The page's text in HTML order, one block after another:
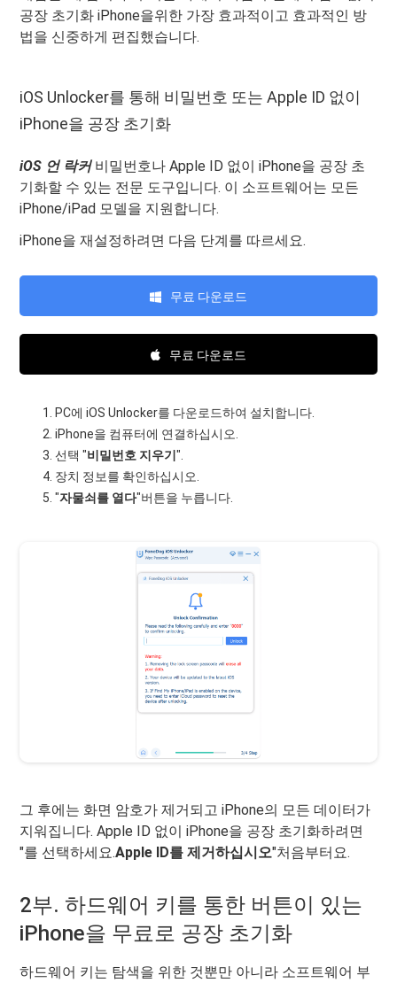
공장 초기화 iPhone을위한 가장 효과적이고 효과적인 방
법을 신중하게 편집했습니다.
iOS Unlocker를 통해 비밀번호 또는 Apple ID 없이
iPhone을 공장 초기화
iOS 언 락커비밀번호나 Apple ID 없이 iPhone을 공장 초
기화할 수 있는 전문 도구입니다. 이 소프트웨어는 모든
iPhone/iPad 모델을 지원합니다.
iPhone을 재설정하려면 다음 단계를 따르세요.
무료 다운로드
무료 다운로드
PC에 iOS Unlocker를 다운로드하여 설치합니다.
iPhone을 컴퓨터에 연결하십시오.
선택 "비밀번호 지우기".
장치 정보를 확인하십시오.
"자물쇠를 열다"버튼을 누릅니다.
그 후에는 화면 암호가 제거되고 iPhone의 모든 데이터가
지워집니다. Apple ID 없이 iPhone을 공장 초기화하려면
"를 선택하세요.Apple ID를 제거하십시오"처음부터요.
2부. 하드웨어 키를 통한 버튼이 있는
iPhone을 무료로 공장 초기화
하드웨어 키는 탐색을 위한 것뿐만 아니라 소프트웨어 부